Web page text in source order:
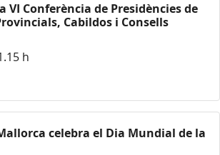
VI Conferència de Presidències de
Cabildos i Consells
h
celebra el Dia Mundial de la